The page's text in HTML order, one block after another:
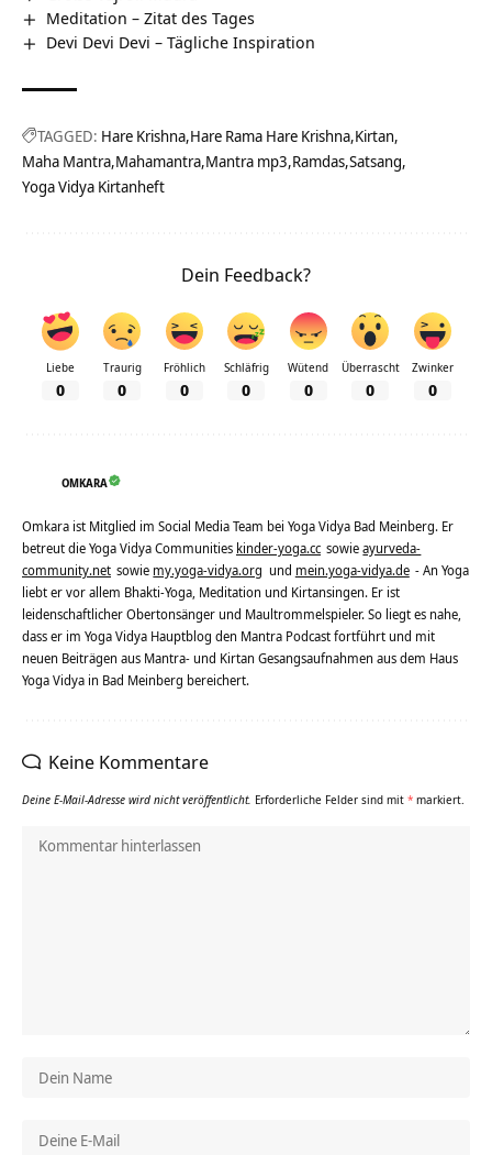
Meditation – Zitat des Tages
Devi Devi Devi – Tägliche Inspiration
TAGGED: Hare Krishna Hare Rama Hare Krishna Kirtan
Maha Mantra Mahamantra Mantra mp3 Ramdas Satsang
Yoga Vidya Kirtanheft
Dein Feedback?
Liebe
0
Traurig
0
Fröhlich
0
Schläfrig
0
Wütend
0
Überrascht
0
Zwinker
0
OMKARA
Omkara ist Mitglied im Social Media Team bei Yoga Vidya Bad Meinberg. Er
betreut die Yoga Vidya Communities kinder-yoga.cc sowieayurveda-
community.net sowie my.yoga-vidya.org und mein.yoga-vidya.de - An Yoga
liebt er vor allem Bhakti-Yoga, Meditation und Kirtansingen. Er ist
leidenschaftlicher Obertonsänger und Maultrommelspieler. So liegt es nahe,
dass er im Yoga Vidya Hauptblog den Mantra Podcast fortführt und mit
neuen Beiträgen aus Mantra- und Kirtan Gesangsaufnahmen aus dem Haus
Yoga Vidya in Bad Meinberg bereichert.
Keine Kommentare
Deine E-Mail-Adresse wird nicht veröffentlicht. Erforderliche Felder sind mit * markiert.